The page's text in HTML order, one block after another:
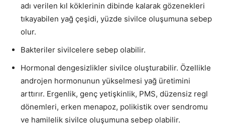
adı verilen kıl köklerinin dibinde kalarak gözenekleri
tıkayabilen yağ çeşidi, yüzde sivilce oluşumuna sebep
olur.
Bakteriler sivilcelere sebep olabilir.
Hormonal dengesizlikler sivilce oluşturabilir. Özellikle
androjen hormonunun yükselmesi yağ üretimini
arttırır. Ergenlik, genç yetişkinlik, PMS, düzensiz regl
dönemleri, erken menapoz, polikistik over sendromu
ve hamilelik sivilce oluşumuna sebep olabilir.